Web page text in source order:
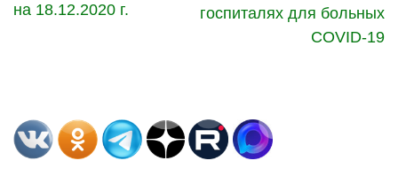
на 18.12.2020 г.
госпиталях для больных
COVID-19